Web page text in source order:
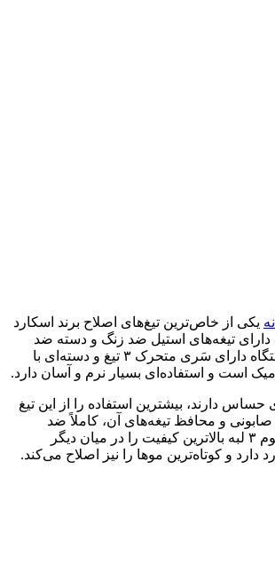
یکی از خاص‌ترین تیغ‌های اصلاح برند اسکارد
تیغه‌های استیل ضد زنگ و دسته ضد
لغزش است. این دستگاه دارای سَری متحرک ۳ تیغ و دسته‌ای با
است و استفاده‌ای بسیار نرم و آسان دارد.
دارند، بیشترین استفاده را از این تیغ
صابونی و محافظ تیغه‌های آن، کاملاً ضد
حساسیت است. وکیوم ۳ لبه بالاترین کیفیت را در میان دیگر
دارد و کوتاه‌ترین موها را نیز اصلاح می‌کند.